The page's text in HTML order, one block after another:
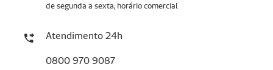
de segunda a sexta, horário comercial
Atendimento 24h
0800 970 9087